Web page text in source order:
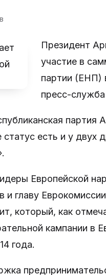
Президент
участие в
партии (ЕНП)
пресс-служба
партия
есть и у двух
Европейской
и главу
который, как
кампании в
года.